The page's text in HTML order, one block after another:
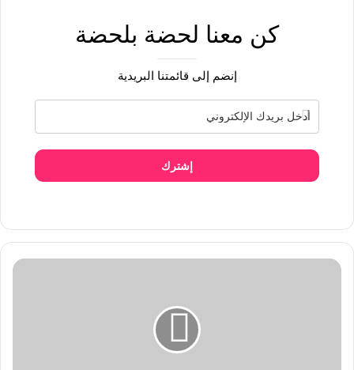
كن معنا لحضة بلحضة
إنضم إلى قائمتنا البريدية
إشترك